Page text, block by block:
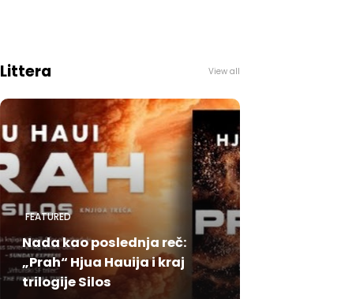
Littera View all
FEATURED
Nada kao poslednja reč:
„Prah“ Hjua Hauija i kraj
trilogije Silos